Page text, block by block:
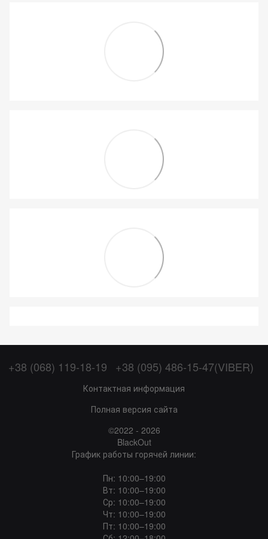
+38 (068) 119-18-19 +38 (095) 486-15-47(VIBER)
Контактная информация
Полная версия сайта
©2022 - 2026
BlackOut
График работы горячей линии:
Пн: 10:00–19:00
Вт: 10:00–19:00
Ср: 10:00–19:00
Чт: 10:00–19:00
Пт: 10:00–19:00